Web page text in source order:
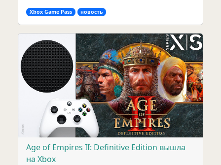
Xbox Game Pass новость
Age of Empires II: Definitive Edition вышла
на Xbox